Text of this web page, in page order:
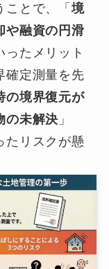
ことで、「境
や融資の円滑
ったメリット
確定測量を先
の境界復元が
の未解決 」
たリスクが懸